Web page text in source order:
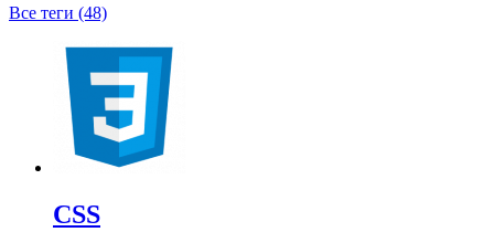
Все теги (48)
CSS